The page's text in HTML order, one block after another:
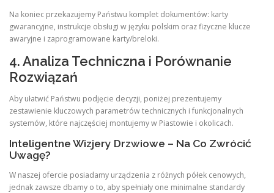
Na koniec przekazujemy Państwu komplet dokumentów: karty
gwarancyjne, instrukcje obsługi w języku polskim oraz fizyczne klucze
awaryjne i zaprogramowane karty/breloki.
4. Analiza Techniczna i Porównanie
Rozwiązań
Aby ułatwić Państwu podjęcie decyzji, poniżej prezentujemy
zestawienie kluczowych parametrów technicznych i funkcjonalnych
systemów, które najczęściej montujemy w Piastowie i okolicach.
Inteligentne Wizjery Drzwiowe – Na Co Zwrócić
Uwagę?
W naszej ofercie posiadamy urządzenia z różnych półek cenowych,
jednak zawsze dbamy o to, aby spełniały one minimalne standardy